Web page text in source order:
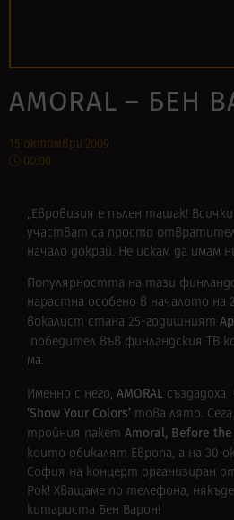
AMORAL – БЕН
15 октомври 2009
00:00
„Евровизия е пълен ташак!
участват са просто
начало докрай. Не искам да имам
Популярността на тази
нарастна особено в началото на
вокалист стана 25-годишният
победител във финландския ТВ
ма.
Именно с него, AMORAL създадоха
‘Show Your Colors’ това лято.
тройния пакет Amoral, Before the
които обикалят Европа, а на 30
София на концерт организиран
Рок! Хващаме по телефона,
китариста Бен Варон!